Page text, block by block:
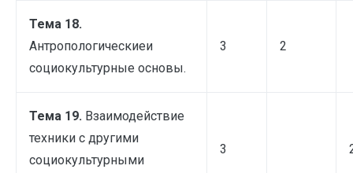
Тема 18.
Антропологическиеи
социокультурные основы.
3 2
Тема 19. Взаимодействие
техники с другими
социокультурными
3